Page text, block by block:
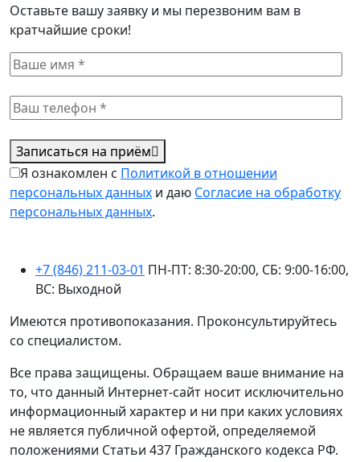
Оставьте вашу заявку и мы перезвоним вам в
кратчайшие сроки!
Записаться на приём
Я ознакомлен с Политикой в отношении
персональных данных и даю Согласие на обработку
персональных данных.
+7 (846) 211-03-01 ПН-ПТ: 8:30-20:00, СБ: 9:00-16:00,
ВС: Выходной
Имеются противопоказания. Проконсультируйтесь
со специалистом.
Все права защищены. Обращаем ваше внимание на
то, что данный Интернет-сайт носит исключительно
информационный характер и ни при каких условиях
не является публичной офертой, определяемой
положениями Статьи 437 Гражданского кодекса РФ.